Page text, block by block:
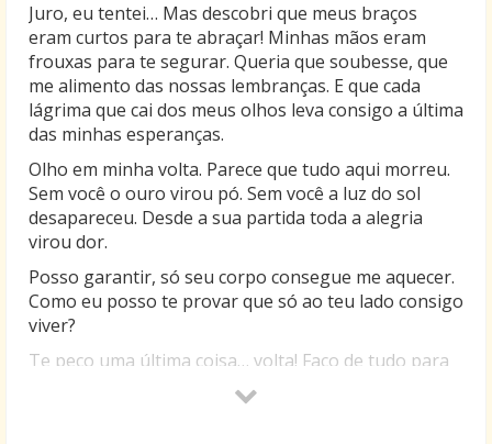
Juro, eu tentei… Mas descobri que meus braços
eram curtos para te abraçar! Minhas mãos eram
frouxas para te segurar. Queria que soubesse, que
me alimento das nossas lembranças. E que cada
lágrima que cai dos meus olhos leva consigo a última
das minhas esperanças.
Olho em minha volta. Parece que tudo aqui morreu.
Sem você o ouro virou pó. Sem você a luz do sol
desapareceu. Desde a sua partida toda a alegria
virou dor.
Posso garantir, só seu corpo consegue me aquecer.
Como eu posso te provar que só ao teu lado consigo
viver?
Te peço uma última coisa… volta! Faço de tudo para
você voltar. E se você ainda duvida, vou te fazer
acreditar. Por você eu furtaria o canto dos pássaros,